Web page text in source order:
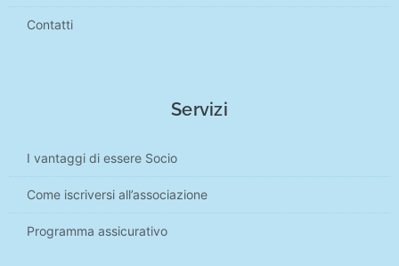
Contatti
Servizi
I vantaggi di essere Socio
Come iscriversi all’associazione
Programma assicurativo